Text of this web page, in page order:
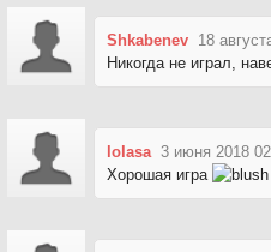
Shkabenev 18
Никогда не играл,
lolasa 3 июня 2018
Хорошая игра